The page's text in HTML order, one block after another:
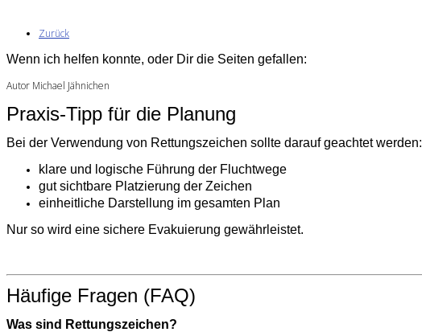
Zurück
Wenn ich helfen konnte, oder Dir die Seiten gefallen:
Autor Michael Jähnichen
Praxis-Tipp für die Planung
Bei der Verwendung von Rettungszeichen sollte darauf geachtet werden:
klare und logische Führung der Fluchtwege
gut sichtbare Platzierung der Zeichen
einheitliche Darstellung im gesamten Plan
Nur so wird eine sichere Evakuierung gewährleistet.
Häufige Fragen (FAQ)
Was sind Rettungszeichen?